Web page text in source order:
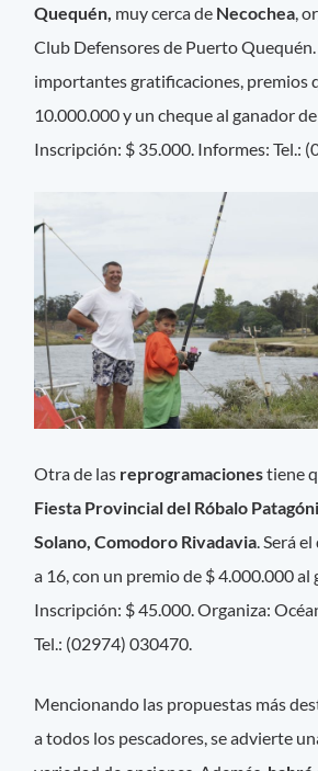
Quequén, muy cerca de Necochea,
Club Defensores de Puerto
importantes gratificaciones, premios
10.000.000 y un cheque al ganador
Inscripción: $ 35.000. Informes: Tel.:
Otra de las reprogramacionestiene
Fiesta Provincial del Róbalo
Solano, Comodoro Rivadavia . Será
a 16, con un premio de $ 4.000.000 al
Inscripción: $ 45.000. Organiza:
Tel.: (02974) 030470.
Mencionando las propuestas más
a todos los pescadores, se advierte